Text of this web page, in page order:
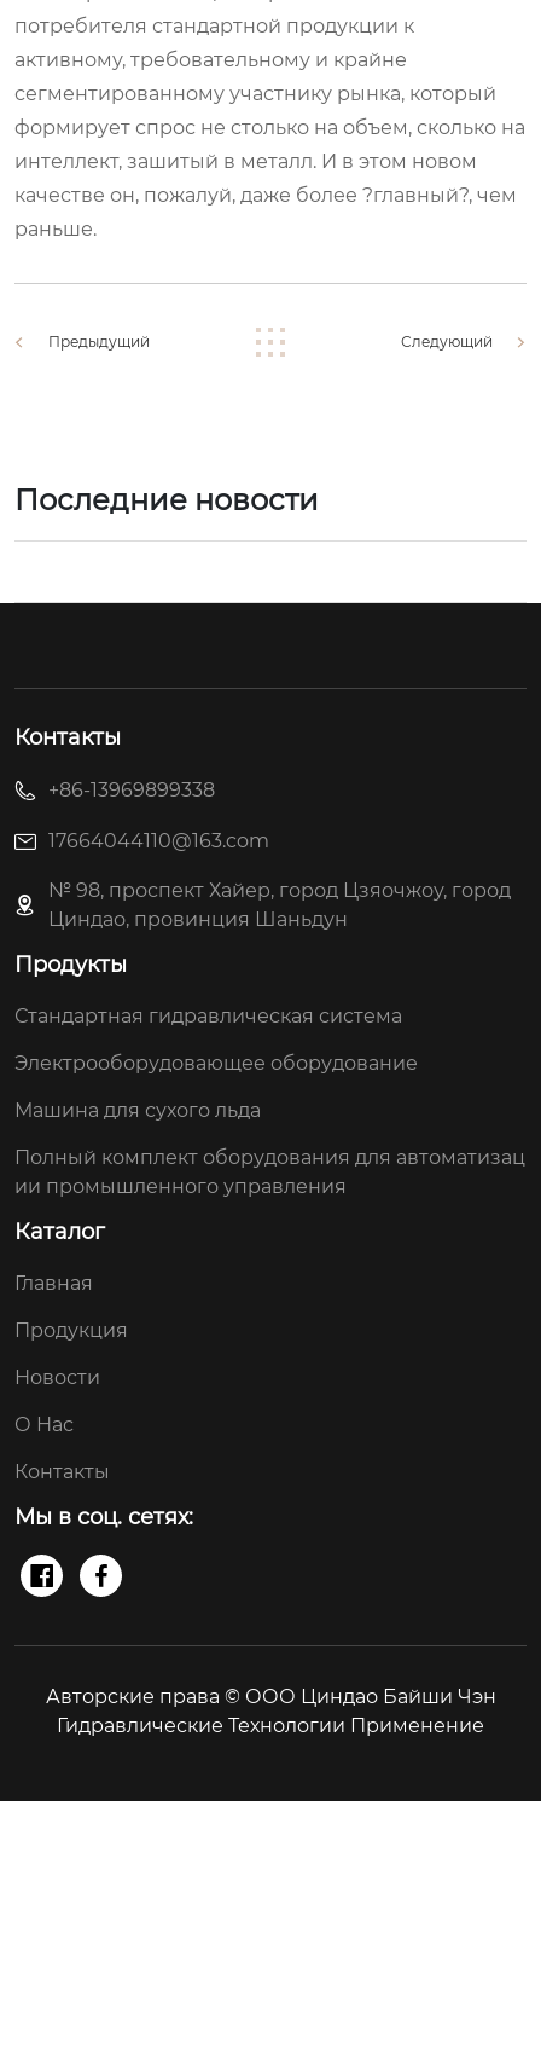
потребителя стандартной продукции к
активному, требовательному и крайне
сегментированному участнику рынка, который
формирует спрос не столько на объем, сколько на
интеллект, зашитый в металл. И в этом новом
качестве он, пожалуй, даже более ?главный?, чем
раньше.
Предыдущий Следующий
Последние новости
Контакты
+86-13969899338
17664044110@163.com
№ 98, проспект Хайер, город Цзяочжоу, город
Циндао, провинция Шаньдун
Продукты
Стандартная гидравлическая система
Электрооборудовающее оборудование
Машина для сухого льда
Полный комплект оборудования для автоматизац
ии промышленного управления
Каталог
Главная
Продукция
Новости
О Нас
Контакты
Мы в соц. сетях:
 
Авторские права © ООО Циндао Байши Чэн
Гидравлические Технологии Применение